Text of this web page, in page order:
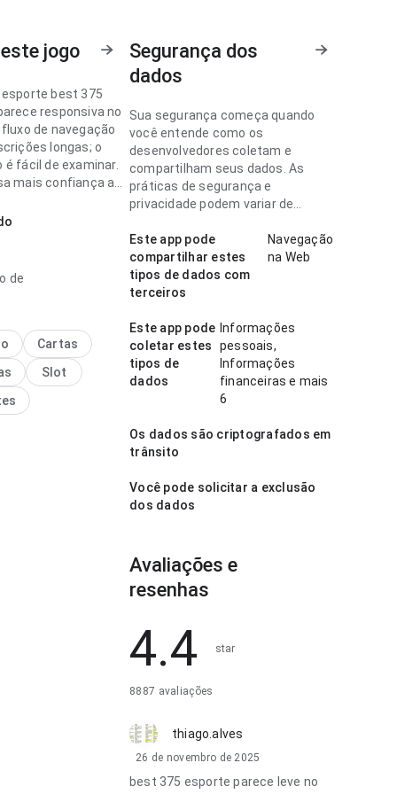
jogo
best 375
responsiva no
de navegação
longas; o
é fácil de examinar.
mais confiança ao
parece fluida
organização da
tela menor; a
completa sem
de
Cartas
Slot
Segurança dos
dados
Sua segurança começa quando
você entende como os
desenvolvedores coletam e
compartilham seus dados. As
práticas de segurança e
privacidade podem variar de
idade.
Este app pode
compartilhar estes
tipos de dados com
terceiros
Navegação
na Web
Este app pode
coletar estes
tipos de
dados
Informações
pessoais,
Informações
financeiras e mais
6
Os dados são criptografados em
trânsito
Você pode solicitar a exclusão
dos dados
Avaliações e
resenhas
4.4 star
8887 avaliações
thiago.alves
26 de novembro de 2025
best 375 esporte parece leve no